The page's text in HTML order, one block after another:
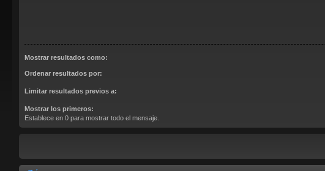
Mostrar resultados como:
Ordenar resultados por:
Limitar resultados previos a:
Mostrar los primeros:
Establece en 0 para mostrar todo el mensaje.